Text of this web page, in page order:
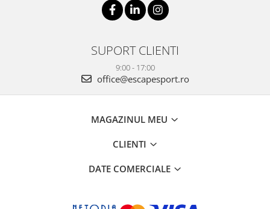
SUPORT CLIENTI
9:00 - 17:00
office@escapesport.ro
MAGAZINUL MEU
CLIENTI
DATE COMERCIALE